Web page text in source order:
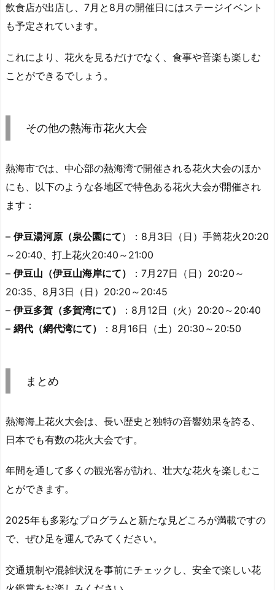
飲食店が出店し、7月と8月の開催日にはステージイベント
も予定されています。
これにより、花火を見るだけでなく、食事や音楽も楽しむ
ことができるでしょう。
その他の熱海市花火大会
熱海市では、中心部の熱海湾で開催される花火大会のほか
にも、以下のような各地区で特色ある花火大会が開催され
ます：
– 伊豆湯河原（泉公園にて）：8月3日（日）手筒花火20:20
～20:40、打上花火20:40～21:00
– 伊豆山（伊豆山海岸にて）
：7月27日（日）20:20～
20:35、8月3日（日）20:20～20:45
– 伊豆多賀（多賀湾にて）
：8月12日（火）20:20～20:40
– 網代（網代湾にて） ：8月16日（土）20:30～20:50
まとめ
熱海海上花火大会は、長い歴史と独特の音響効果を誇る、
日本でも有数の花火大会です。
年間を通して多くの観光客が訪れ、壮大な花火を楽しむこ
とができます。
2025年も多彩なプログラムと新たな見どころが満載ですの
で、ぜひ足を運んでみてください。
交通規制や混雑状況を事前にチェックし、安全で楽しい花